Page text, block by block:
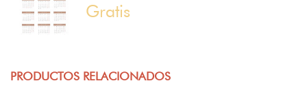
Gratis
PRODUCTOS RELACIONADOS